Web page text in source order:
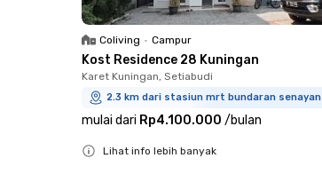
Coliving • Campur
Kost Residence 28 Kuningan
Karet Kuningan, Setiabudi
2.3 km dari stasiun mrt bundaran senayan
mulai dari Rp4.100.000 /bulan
Lihat info lebih banyak